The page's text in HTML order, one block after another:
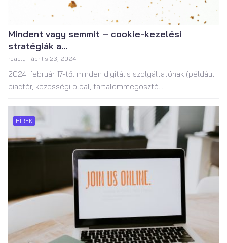
Mindent vagy semmit – cookie-kezelési
stratégiák a...
reacty április 23, 2024
2024. február 17-től minden digitális szolgáltatónak (például
piactér, közösségi oldal, tartalommegosztó...
HÍREK